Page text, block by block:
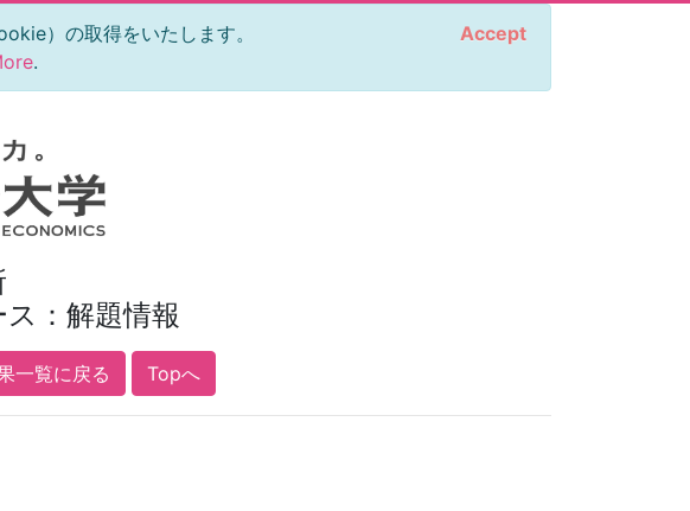
）の取得をいたします。
.
Accept
ス：解題情報
一覧に戻る Topへ